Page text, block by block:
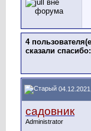
4
сказали cпасибо:
садовник
Administrator